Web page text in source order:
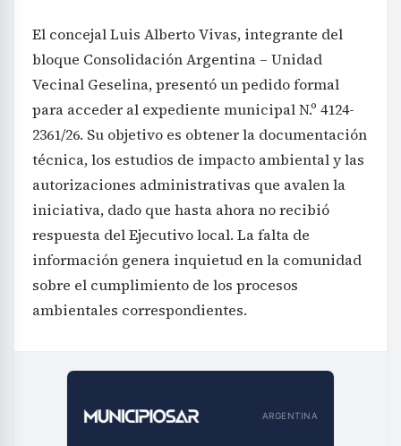
El concejal Luis Alberto Vivas, integrante del
bloque Consolidación Argentina – Unidad
Vecinal Geselina, presentó un pedido formal
para acceder al expediente municipal N.º 4124-
2361/26. Su objetivo es obtener la documentación
técnica, los estudios de impacto ambiental y las
autorizaciones administrativas que avalen la
iniciativa, dado que hasta ahora no recibió
respuesta del Ejecutivo local. La falta de
información genera inquietud en la comunidad
sobre el cumplimiento de los procesos
ambientales correspondientes.
ARGENTINA